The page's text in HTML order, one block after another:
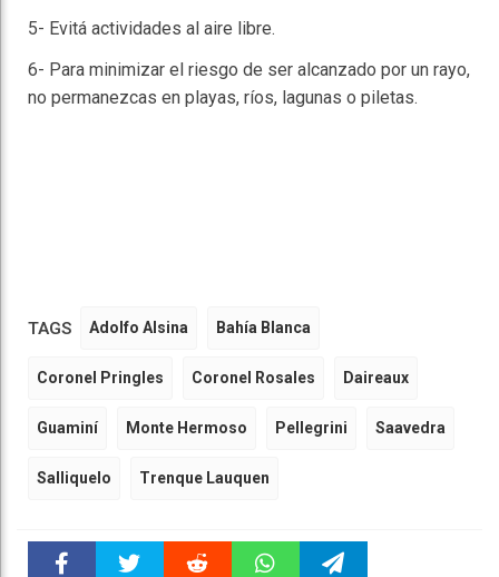
5- Evitá actividades al aire libre.
6- Para minimizar el riesgo de ser alcanzado por un rayo,
no permanezcas en playas, ríos, lagunas o piletas.
TAGS Adolfo Alsina Bahía Blanca
Coronel Pringles Coronel Rosales Daireaux
Guaminí Monte Hermoso Pellegrini Saavedra
Salliquelo Trenque Lauquen